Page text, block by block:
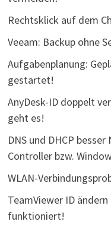
Rechtsklick auf dem
Veeam: Backup ohne
Aufgabenplanung:
gestartet!
AnyDesk-ID doppelt
geht es!
DNS und DHCP
Controller bzw.
WLAN-
TeamViewer ID
funktioniert!